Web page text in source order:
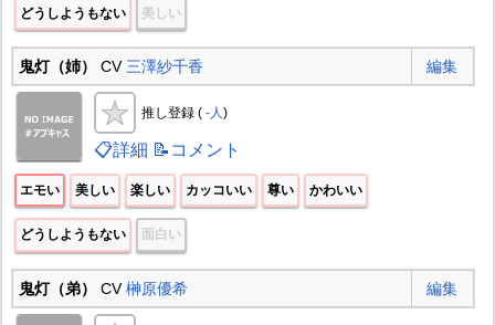
どうしようもない 美しい
鬼灯（姉） CV 三澤紗千香 編集
推し登録 ( -人)
📋詳細 📝コメント
エモい 美しい 楽しい カッコいい 尊い かわいい
どうしようもない 面白い
鬼灯（弟） CV榊原優希 編集